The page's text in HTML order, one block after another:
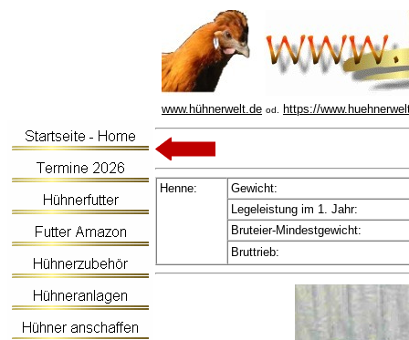
www.hühnerwelt.de od. https://
Henne:
Gewicht:
Legeleistung im 1. Jahr:
Bruteier-Mindestgewicht:
Bruttrieb: